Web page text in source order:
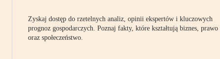
Zyskaj dostęp do rzetelnych analiz, opinii ekspertów i kluczowych
prognoz gospodarczych. Poznaj fakty, które kształtują biznes, prawo
oraz społeczeństwo.